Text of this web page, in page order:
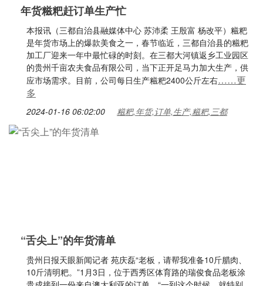
年货糍粑赶订单生产忙
本报讯（三都自治县融媒体中心 苏沛柔 王殷富 杨改平）糍粑
是年货市场上的爆款美食之一，春节临近，三都自治县的糍粑
加工厂迎来一年中最忙碌的时刻。在三都大河镇返乡工业园区
的贵州千亩农夫食品有限公司，当下正开足马力加大生产，供
应市场需求。目前，公司每日生产糍粑2400公斤左右……更
多
2024-01-16 06:02:00 糍粑,年货,订单,生产,糍粑,三都
“舌尖上”的年货清单
贵州日报天眼新闻记者 苑庆磊“老板，请帮我准备10斤腊肉、
10斤清明粑。”1月3日，位于西秀区体育路的瑞俊食品老板涂